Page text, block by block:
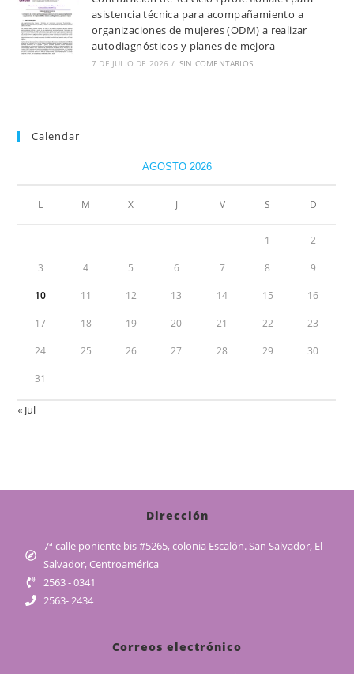
asistencia técnica para acompañamiento a
organizaciones de mujeres (ODM) a realizar
autodiagnósticos y planes de mejora
7 DE JULIO DE 2026 / SIN COMENTARIOS
Calendar
AGOSTO 2026
L M X J V S D
1 2
3 4 5 6 7 8 9
10 11 12 13 14 15 16
17 18 19 20 21 22 23
24 25 26 27 28 29 30
31
« Jul
Dirección
7ª calle poniente bis #5265, colonia Escalón. San Salvador, El
Salvador, Centroamérica
2563 - 0341
2563- 2434
Correos electrónico